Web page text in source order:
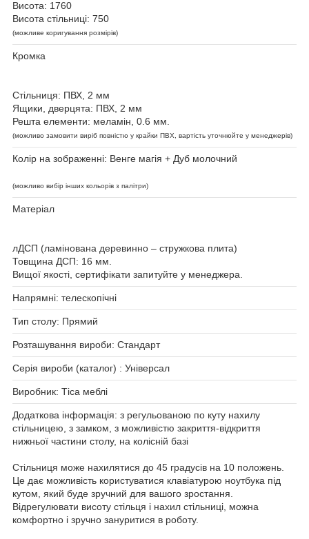
Висота: 1760
Висота стільниці: 750
(можливе коригування розмірів)
Кромка
Стільниця: ПВХ, 2 мм
Ящики, дверцята: ПВХ, 2 мм
Решта елементи: меламін, 0.6 мм.
(можливо замовити виріб повністю у крайки ПВХ, вартість уточнюйте у менеджерів)
Колір на зображенні: Венге магія + Дуб молочний
(можливо вибір інших кольорів з палітри)
Матеріал
лДСП (ламінована деревинно – стружкова плита)
Товщина ДСП: 16 мм.
Вищої якості, сертифікати запитуйте у менеджера.
Напрямні: телескопічні
Тип столу: Прямий
Розташування вироби: Стандарт
Серія вироби (каталог) : Універсал
Виробник: Тіса меблі
Додаткова інформація: з регульованою по куту нахилу
стільницею, з замком, з можливістю закриття-відкриття
нижньої частини столу, на колісній базі
Стільниця може нахилятися до 45 градусів на 10 положень.
Це дає можливість користуватися клавіатурою ноутбука під
кутом, який буде зручний для вашого зростання.
Відрегулювати висоту стільця і нахил стільниці, можна
комфортно і зручно зануритися в роботу.